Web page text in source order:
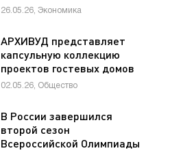
26.05.26, Экономика
АРХИВУД представляет
капсульную коллекцию
проектов гостевых домов
для отелей
02.05.26, Общество
В России завершился
второй сезон
Всероссийской Олимпиады